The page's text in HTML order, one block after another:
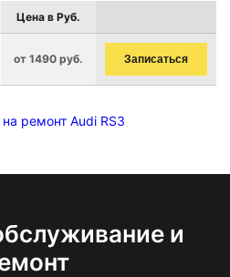
Цена в Руб.
от 1490 руб. Записаться
ремонт Audi RS3
и